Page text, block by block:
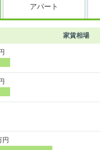
アパート
家賃相場
円